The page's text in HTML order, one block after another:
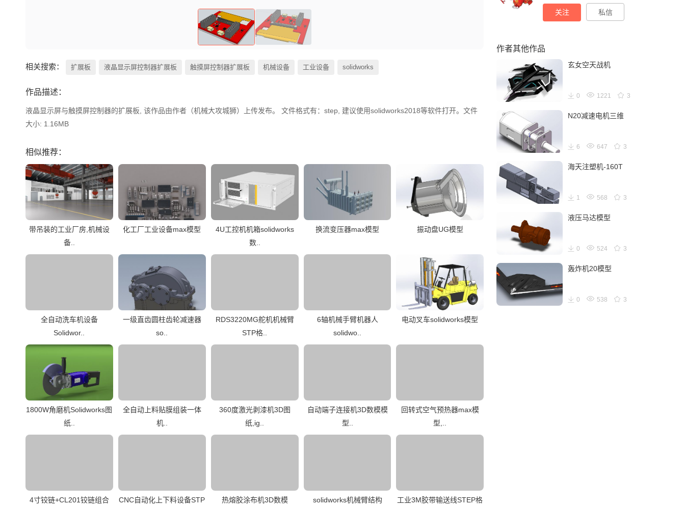
相关搜索： 扩展板 液晶显示屏控制器‌扩展板 触摸屏控制器‌扩展板 机械设备 工业设备 solidworks
作品描述：
液晶显示屏‌与‌触摸屏控制器‌的扩展板, 该作品由作者（机械大攻城狮）上传发布。 文件格式有：step, 建议使用solidworks2018等软件打开。文件
大小: 1.16MB
相似推荐：
带吊装的工业厂房,机械设
备..
化工厂工业设备max模型
4U工控机机箱solidworks
数..
换流变压器max模型 振动盘UG模型
全自动洗车机设备
Solidwor..
一级直齿圆柱齿轮减速器
so..
RDS3220MG舵机机械臂
STP格..
6轴机械手臂机器人
solidwo..
电动叉车solidworks模型
1800W角磨机Solidworks图
纸..
全自动上料贴膜组装一体
机..
360度激光剥漆机3D图
纸,ig..
自动端子连接机3D数模模
型..
回转式空气预热器max模
型,..
4寸铰链+CL201铰链组合
CNC自动化上下料设备STP
热熔胶涂布机3D数模 solidworks机械臂结构
工业3M胶带输送线STEP格
关注 私信
作者其他作品
玄女空天战机
0 1221 3
N20减速电机三维
6 647 3
海天注塑机-160T
1 568 3
液压马达模型
0 524 3
轰炸机20模型
0 538 3